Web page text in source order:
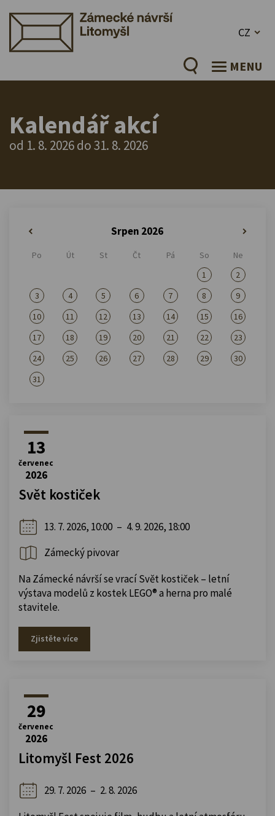
CZ
MENU
Kalendář akcí
od 1. 8. 2026 do 31. 8. 2026
Srpen 2026
Po Út St Čt Pá So
Ne
1
2
3
4 5 6 7 8
9
10
11 12 13 14 15
16
17
18 19 20 21 22
23
24
25 26 27 28 29
30
31
13
červenec
2026
Svět kostiček
13. 7. 2026, 10:00 – 4. 9. 2026, 18:00
Zámecký pivovar
Na Zámecké návrší se vrací Svět kostiček – letní
výstava modelů z kostek LEGO® a herna pro malé
stavitele.
Zjistěte více
29
červenec
2026
Litomyšl Fest 2026
29. 7. 2026 – 2. 8. 2026